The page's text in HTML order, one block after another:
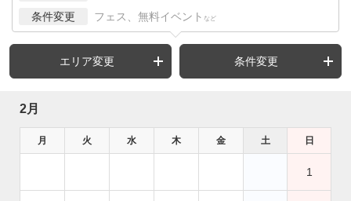
条件変更 フェス、無料イベント など
エリア変更 条件変更
2月
月 火 水 木 金 土 日
1